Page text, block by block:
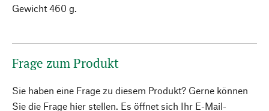
Gewicht 460 g.
Frage zum Produkt
Sie haben eine Frage zu diesem Produkt? Gerne können
Sie die Frage hier stellen. Es öffnet sich Ihr E-Mail-